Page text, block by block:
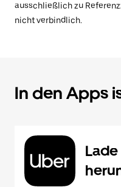
ausschließlich zu
nicht verbindlich.
In den Apps